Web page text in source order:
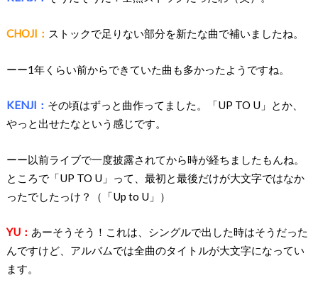
CHOJI： ストックで足りない部分を新たな曲で補いましたね。
ーー1年くらい前からできていた曲も多かったようですね。
KENJI： その頃はずっと曲作ってました。「UP TO U」とか、
やっと出せたなという感じです。
ーー以前ライブで一度披露されてから時が経ちましたもんね。
ところで「UP TO U」って、最初と最後だけが大文字ではなか
ったでしたっけ？（「Up to U」）
YU： あーそうそう！これは、シングルで出した時はそうだった
んですけど、アルバムでは全曲のタイトルが大文字になってい
ます。